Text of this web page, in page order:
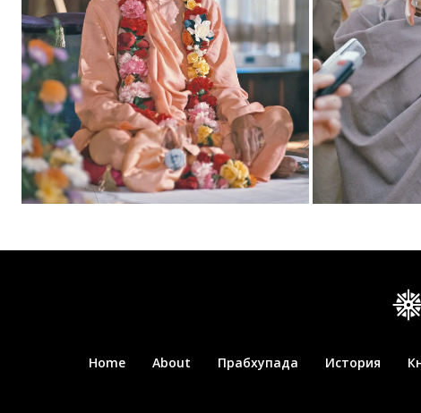
Home About Прабхупада История